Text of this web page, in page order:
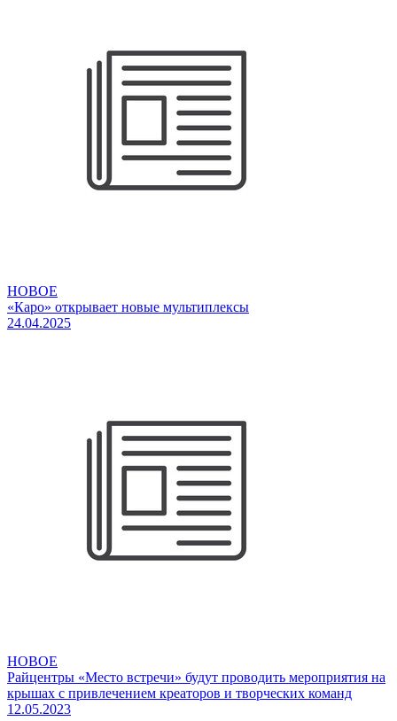
НОВОЕ
«Каро» открывает новые мультиплексы
24.04.2025
НОВОЕ
Райцентры «Место встречи» будут проводить мероприятия на
крышах с привлечением креаторов и творческих команд
12.05.2023